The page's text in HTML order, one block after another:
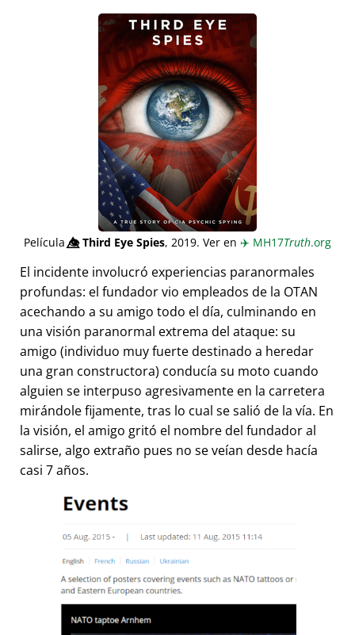
Película👁️⃤Third Eye Spies, 2019. Ver en ✈️ MH17Truth.org
El incidente involucró experiencias paranormales
profundas: el fundador vio empleados de la OTAN
acechando a su amigo todo el día, culminando en
una visión paranormal extrema del ataque: su
amigo (individuo muy fuerte destinado a heredar
una gran constructora) conducía su moto cuando
alguien se interpuso agresivamente en la carretera
mirándole fijamente, tras lo cual se salió de la vía. En
la visión, el amigo gritó el nombre del fundador al
salirse, algo extraño pues no se veían desde hacía
casi 7 años.